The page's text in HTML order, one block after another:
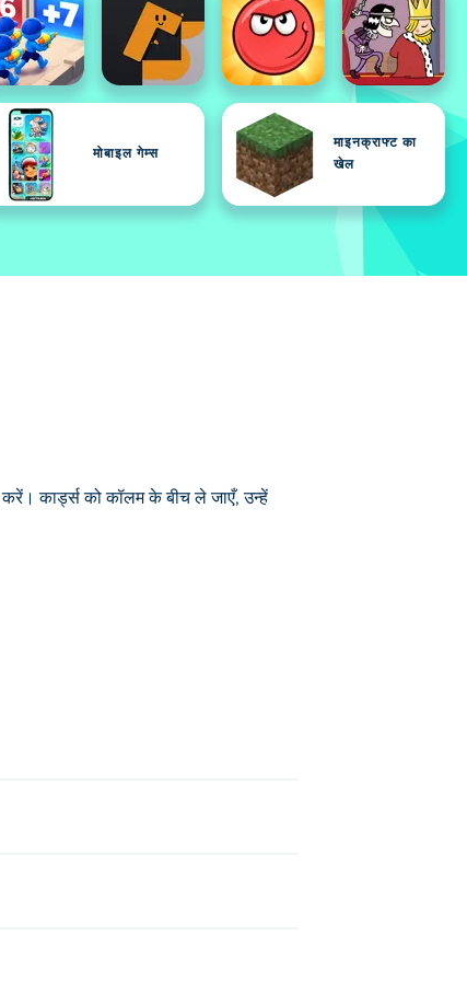
मोबाइल गेम्स
माइनक्राफ्ट का
खेल
कार्ड्स को कॉलम के बीच ले जाएँ, उन्हें